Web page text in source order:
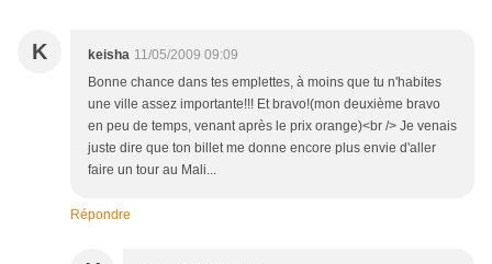
K keisha 11/05/2009 09:09
Bonne chance dans tes emplettes, à moins que tu n'habites
une ville assez importante!!! Et bravo!(mon deuxième bravo
en peu de temps, venant après le prix orange)<br /> Je venais
juste dire que ton billet me donne encore plus envie d'aller
faire un tour au Mali...
Répondre